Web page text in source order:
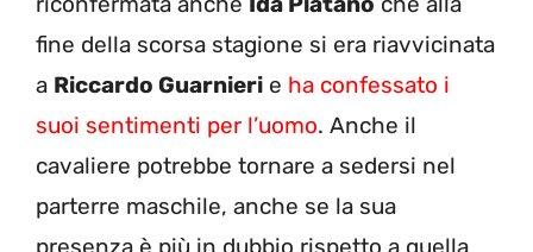
fine della scorsa stagione si era riavvicinata
a Riccardo Guarnieri e ha confessato i
suoi sentimenti per l’uomo. Anche il
cavaliere potrebbe tornare a sedersi nel
parterre maschile, anche se la sua